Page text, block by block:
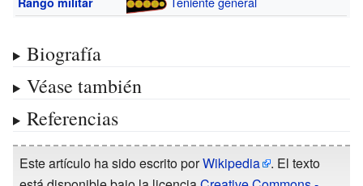
Biografía
Véase también
Referencias
Este artículo ha sido escrito porWikipedia
. El texto